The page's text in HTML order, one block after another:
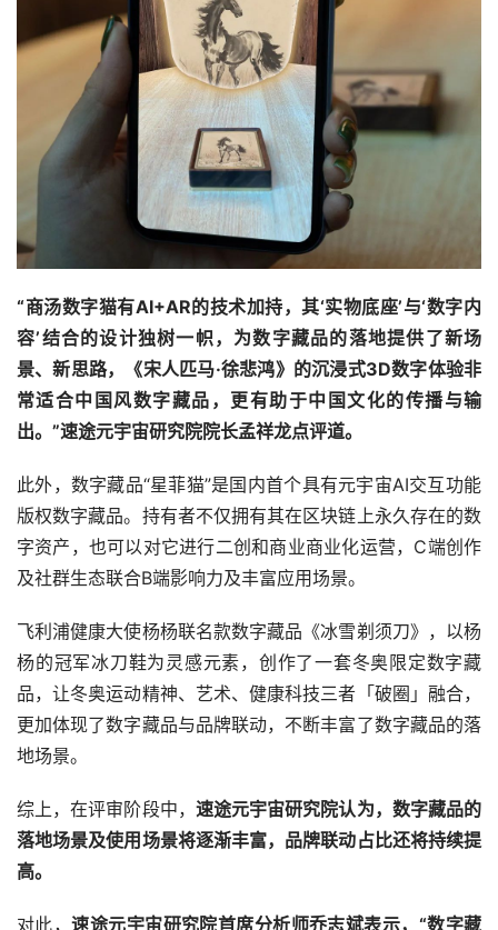
“商汤数字猫有AI+AR的技术加持，其‘实物底座’与‘数字内
容’结合的设计独树一帜，为数字藏品的落地提供了新场
景、新思路，《宋人匹马·徐悲鸿》的沉浸式3D数字体验非
常适合中国风数字藏品，更有助于中国文化的传播与输
出。”速途元宇宙研究院院长孟祥龙点评道。
此外，数字藏品“星菲猫”是国内首个具有元宇宙AI交互功能
版权数字藏品。持有者不仅拥有其在区块链上永久存在的数
字资产，也可以对它进行二创和商业商业化运营，C端创作
及社群生态联合B端影响力及丰富应用场景。
飞利浦健康大使杨杨联名款数字藏品《冰雪剃须刀》，以杨
杨的冠军冰刀鞋为灵感元素，创作了一套冬奥限定数字藏
品，让冬奥运动精神、艺术、健康科技三者「破圈」融合，
更加体现了数字藏品与品牌联动，不断丰富了数字藏品的落
地场景。
综上，在评审阶段中， 速途元宇宙研究院认为，数字藏品的
落地场景及使用场景将逐渐丰富，品牌联动占比还将持续提
高。
对此，速途元宇宙研究院首席分析师乔志斌表示，“数字藏